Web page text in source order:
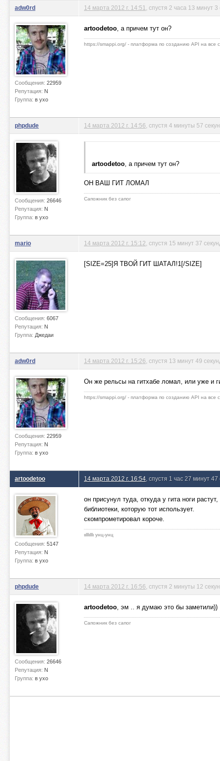
adw0rd
Сообщения: 22959
Репутация: N
Группа: в ухо
14 марта 2012 г. 14:51 , спустя 2 часа 13 минут
artoodetoo, а причем тут он?
https://smappi.org/ - платформа по созданию API на все
phpdude
Сообщения: 26646
Репутация: N
Группа: в ухо
14 марта 2012 г. 14:56 , спустя 4 минуты 57
artoodetoo, а причем тут он?
ОН ВАШ ГИТ ЛОМАЛ
Сапожник без сапог
mario
Сообщения: 6067
Репутация: N
Группа: Джедаи
14 марта 2012 г. 15:12 , спустя 15 минут 37
[SIZE=25]Я ТВОЙ ГИТ ШАТАЛ!1[/SIZE]
adw0rd
Сообщения: 22959
Репутация: N
Группа: в ухо
14 марта 2012 г. 15:26 , спустя 13 минут 49
Он же рельсы на гитхабе ломал, или уже и
https://smappi.org/ - платформа по созданию API на все
artoodetoo
Сообщения: 5147
Репутация: N
Группа: в ухо
14 марта 2012 г. 16:54 , спустя 1 час 27 минут 47
он присунул туда, откуда у гита ноги
библиотеки, которую тот использует.
скомпрометировал короче.
ιιlllιlllι унц-унц
phpdude
Сообщения: 26646
Репутация: N
Группа: в ухо
14 марта 2012 г. 16:56 , спустя 2 минуты 12
artoodetoo, эм .. я думаю это бы заметили))
Сапожник без сапог